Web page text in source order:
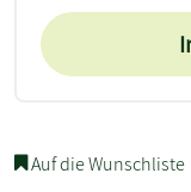
Auf die Wunschliste